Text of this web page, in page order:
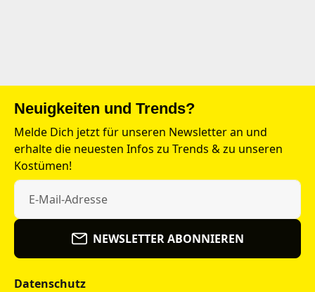
Neuigkeiten und Trends?
Melde Dich jetzt für unseren Newsletter an und
erhalte die neuesten Infos zu Trends & zu unseren
Kostümen!
NEWSLETTER ABONNIEREN
Datenschutz